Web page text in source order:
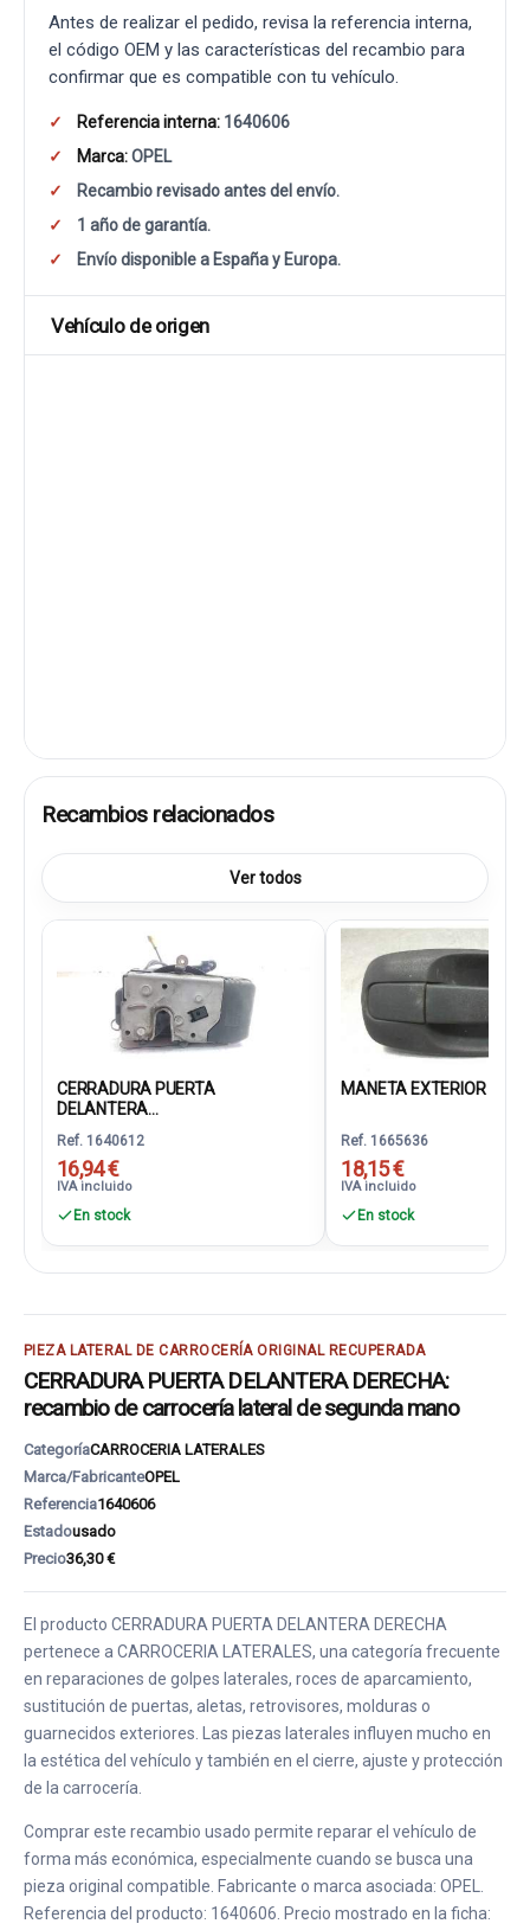
Antes de realizar el pedido, revisa la referencia interna,
el código OEM y las características del recambio para
confirmar que es compatible con tu vehículo.
Referencia interna: 1640606
Marca:OPEL
Recambio revisado antes del envío.
1 año de garantía.
Envío disponible a España y Europa.
Vehículo de origen
Recambios relacionados
Ver todos
CERRADURA PUERTA
DELANTERA...
Ref. 1640612
16,94 €
IVA incluido
En stock
MANETA EXTERIOR
Ref. 1665636
18,15 €
IVA incluido
En stock
PIEZA LATERAL DE CARROCERÍA ORIGINAL RECUPERADA
CERRADURA PUERTA DELANTERA DERECHA:
recambio de carrocería lateral de segunda mano
CategoríaCARROCERIA LATERALES
Marca/FabricanteOPEL
Referencia1640606
Estadousado
Precio36,30 €
El producto CERRADURA PUERTA DELANTERA DERECHA
pertenece a CARROCERIA LATERALES, una categoría frecuente
en reparaciones de golpes laterales, roces de aparcamiento,
sustitución de puertas, aletas, retrovisores, molduras o
guarnecidos exteriores. Las piezas laterales influyen mucho en
la estética del vehículo y también en el cierre, ajuste y protección
de la carrocería.
Comprar este recambio usado permite reparar el vehículo de
forma más económica, especialmente cuando se busca una
pieza original compatible. Fabricante o marca asociada: OPEL.
Referencia del producto: 1640606. Precio mostrado en la ficha: